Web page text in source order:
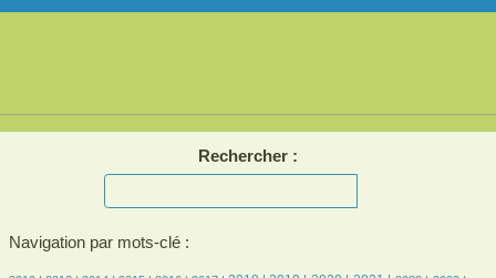
Rechercher :
Navigation par mots-clé :